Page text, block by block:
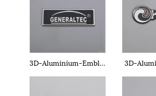
3D-Aluminium-Emblem 3D-